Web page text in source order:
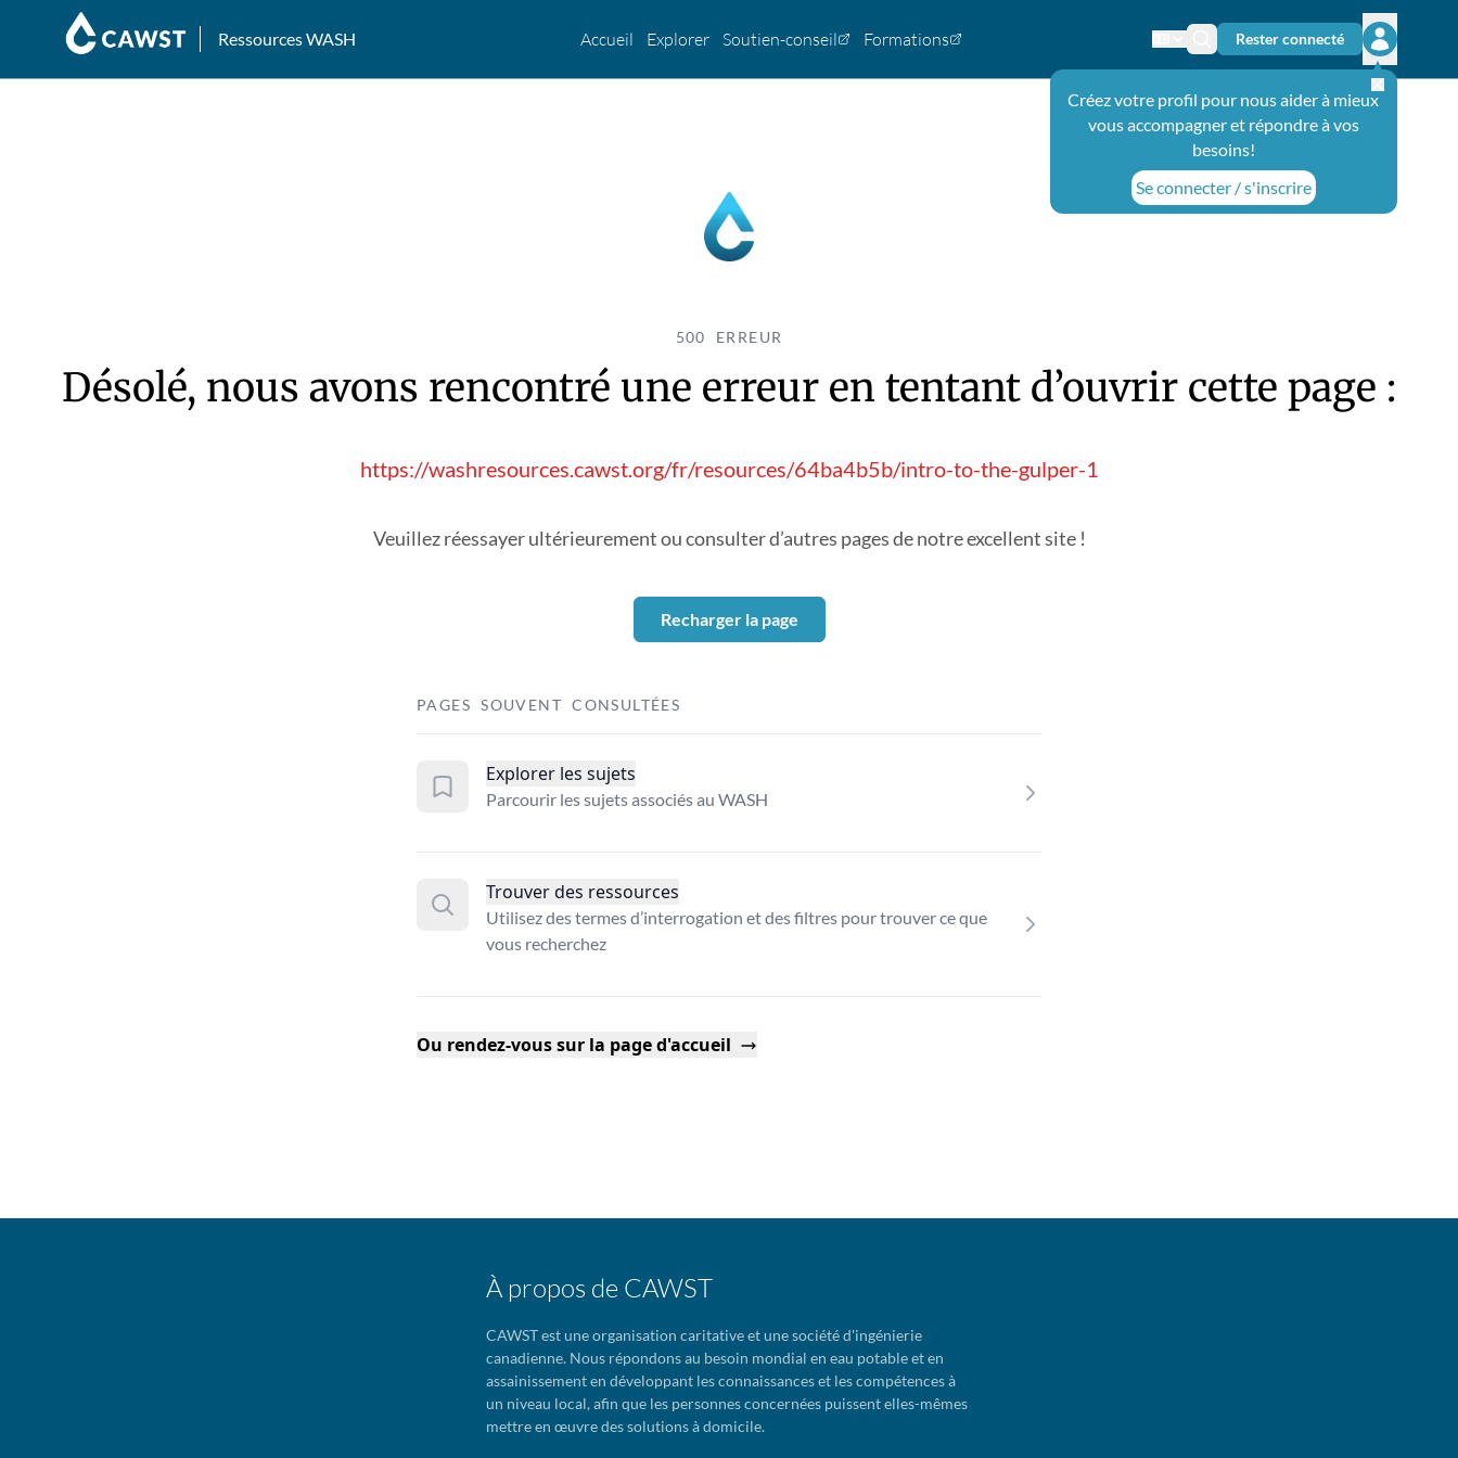
Ressources WASH Accueil Explorer Soutien-conseil Formations Changer de langue
Icône de recherche
Rester connecté
Ouvrir le
Créez votre profil pour nous aider à mieux
vous accompagner et répondre à vos
besoins!
Se connecter / s'inscrire
500 ERREUR
Désolé, nous avons rencontré une erreur en tentant d’ouvrir cette page :
https://washresources.cawst.org/fr/resources/64ba4b5b/intro-to-the-gulper-1
Veuillez réessayer ultérieurement ou consulter d’autres pages de notre excellent site !
Recharger la page
PAGES SOUVENT CONSULTÉES
Explorer les sujets
Parcourir les sujets associés au WASH
Trouver des ressources
Utilisez des termes d’interrogation et des filtres pour trouver ce que
vous recherchez
Ou rendez-vous sur la page d'accueil
À propos de CAWST
CAWST est une organisation caritative et une société d'ingénierie
canadienne. Nous répondons au besoin mondial en eau potable et en
assainissement en développant les connaissances et les compétences à
un niveau local, afin que les personnes concernées puissent elles-mêmes
mettre en œuvre des solutions à domicile.